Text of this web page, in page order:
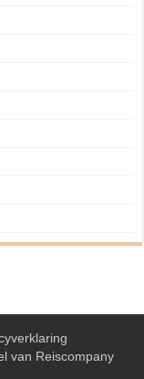
van Reiscompany